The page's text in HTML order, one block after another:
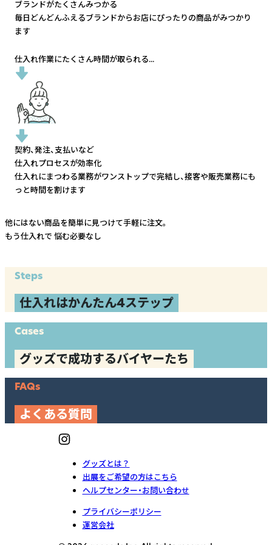
ブランドがたくさんみつかる
毎日どんどんふえるブランドからお店にぴったりの商品がみつかり
ます
仕入れ作業にたくさん時間が取られる...
契約、発注、支払いなど
仕入れプロセスが効率化
仕入れにまつわる業務がワンストップで完結し、接客や販売業務にも
っと時間を割けます
他にはない商品を簡単に見つけて手軽に注文。
もう仕入れで 悩む必要なし
Steps
仕入れはかんたん4ステップ
Cases
グッズで成功するバイヤーたち
FAQs
よくある質問
グッズとは？
出展をご希望の方はこちら
ヘルプセンター・お問い合わせ
プライバシーポリシー
運営会社